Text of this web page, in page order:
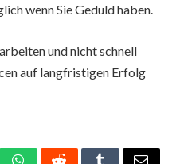
wenn Sie Geduld haben.
und nicht schnell
auf langfristigen Erfolg